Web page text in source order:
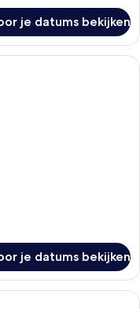
je datums bekijken
met twee houten stoelen
je datums bekijken
een kluis op de kamer,